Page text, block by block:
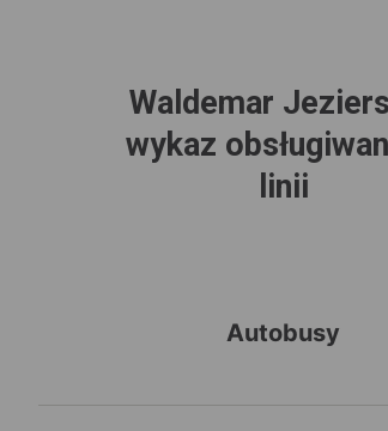
Waldemar
wykaz
linii
Autobusy